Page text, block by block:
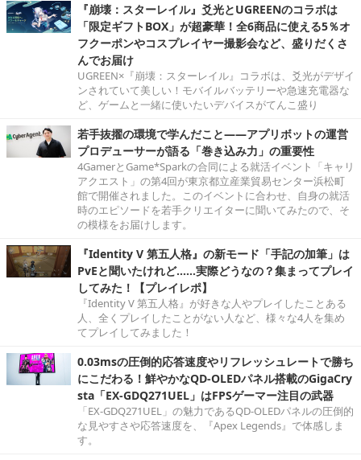
『崩壊：スターレイル』爻光とUGREENのコラボは
「限定ギフトBOX」が超豪華！全6商品に使える5％オ
フクーポンやコスプレイヤー撮影会など、盛りだくさ
んでお届け
UGREEN×『崩壊：スターレイル』コラボは、爻光がデザイ
ンされていて美しい！モバイルバッテリーや急速充電器な
ど、ゲームと一緒に使いたいデバイスがてんこ盛り
若手抜擢の環境で学んだこと――アプリボットの運営
プロデューサーが語る「巻き込み力」の重要性
4GamerとGame*Sparkの合同による就活イベント「キャリ
アクエスト」の第4回が東京都立産業貿易センター浜松町
館で開催されました。このイベントに合わせ、自身の就活
時のエピソードを若手クリエイターに聞いてみたので、そ
の模様をお届けします。
『Identity V 第五人格』の新モード「手記の加筆」は
PvEと聞いたけれど……実際どうなの？集まってプレイ
してみた！【プレイレポ】
『Identity V 第五人格』が好きな人やプレイしたことある
人、全くプレイしたことがない人など、様々な4人を集め
てプレイしてみました！
0.03msの圧倒的応答速度やリフレッシュレートで勝ち
にこだわる！鮮やかなQD-OLEDパネル搭載のGigaCry
sta「EX-GDQ271UEL」はFPSゲーマー注目の武器
「EX-GDQ271UEL」の魅力であるQD-OLEDパネルの圧倒的
な見やすさや応答速度を、『Apex Legends』で体感しま
す。